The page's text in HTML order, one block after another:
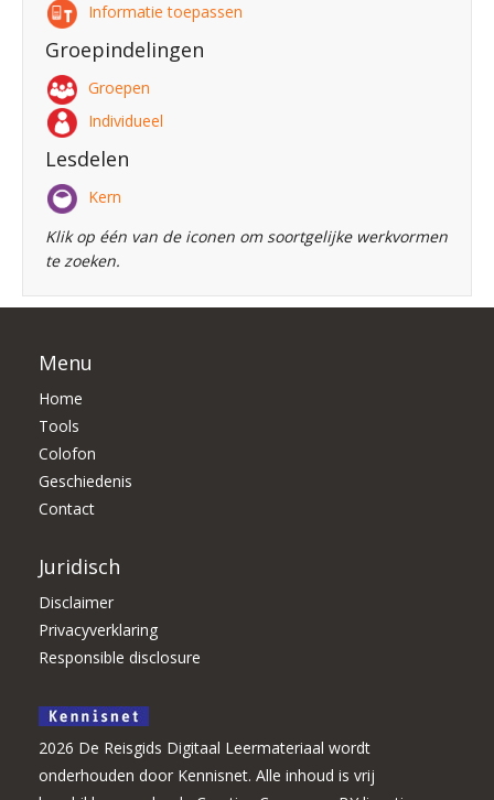
Informatie toepassen
Groepindelingen
Groepen
Individueel
Lesdelen
Kern
Klik op één van de iconen om soortgelijke werkvormen
te zoeken.
Menu
Home
Tools
Colofon
Geschiedenis
Contact
Juridisch
Disclaimer
Privacyverklaring
Responsible disclosure
2026 De Reisgids Digitaal Leermateriaal wordt
onderhouden door Kennisnet. Alle inhoud is vrij